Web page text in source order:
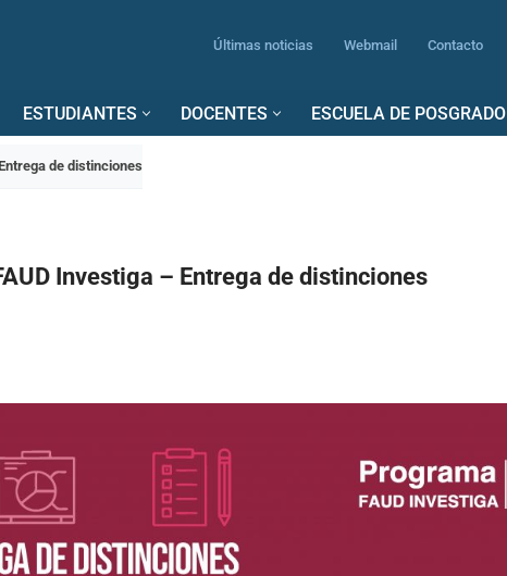
Últimas noticias Webmail Contacto
ESTUDIANTES DOCENTES ESCUELA DE POSGRADO
de distinciones
Investiga – Entrega de distinciones